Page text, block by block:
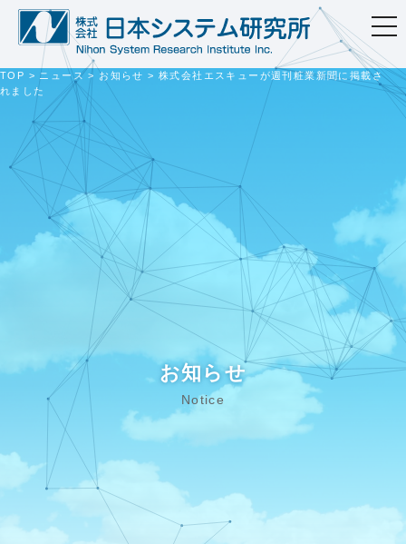
TOP > ニュース> お知らせ >株式会社エスキューが週刊粧業新聞に掲載さ
れました
お知らせ
Notice